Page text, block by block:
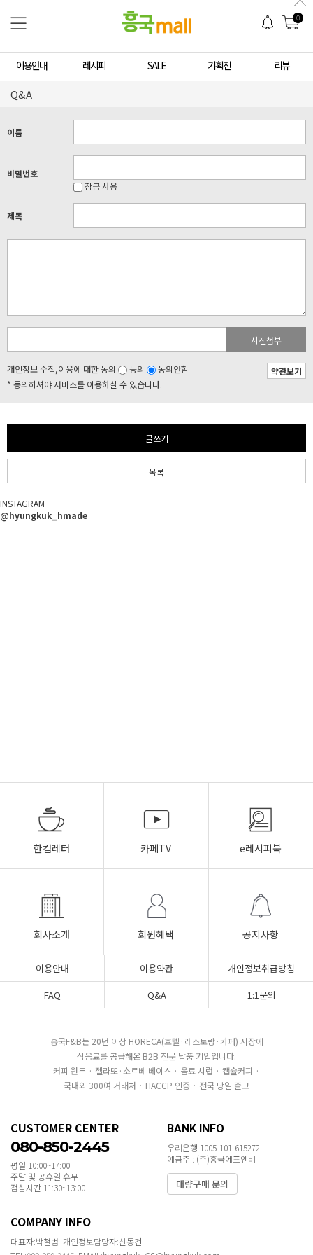
0
이용안내 레시피 SALE 기획전 리뷰
Q&A
이름
비밀번호
잠금 사용
제목
사진첨부
개인정보 수집,이용에 대한 동의 동의 동의안함
약관보기
* 동의하셔야 서비스를 이용하실 수 있습니다.
글쓰기
목록
INSTAGRAM
@hyungkuk_hmade
한컵레터 카페TV e레시피북
회사소개 회원혜택 공지사항
이용안내 이용약관
개인정보취급방침
FAQ
Q&A 1:1문의
흥국F&B는 20년 이상 HORECA(호텔·레스토랑·카페) 시장에
식음료를 공급해온 B2B 전문 납품 기업입니다.
커피 원두 · 젤라또·소르베 베이스 · 음료 시럽 · 캡슐커피 ·
국내외 300여 거래처 · HACCP 인증 · 전국 당일 출고
CUSTOMER CENTER
080-850-2445
평일 10:00~17:00
주말 및 공휴일 휴무
점심시간 11:30~13:00
BANK INFO
우리은행 1005-101-615272
예금주 : (주)흥국에프엔비
대량구매 문의
COMPANY INFO
대표자:박철범 개인정보담당자:신동건